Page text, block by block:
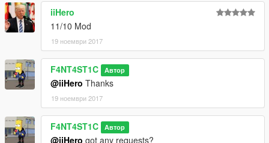
iiHero
11/10 Mod
19 ноември 2017
F4NT4ST1C Автор
@iiHero Thanks
19 ноември 2017
F4NT4ST1C Автор
@iiHero got any requests?